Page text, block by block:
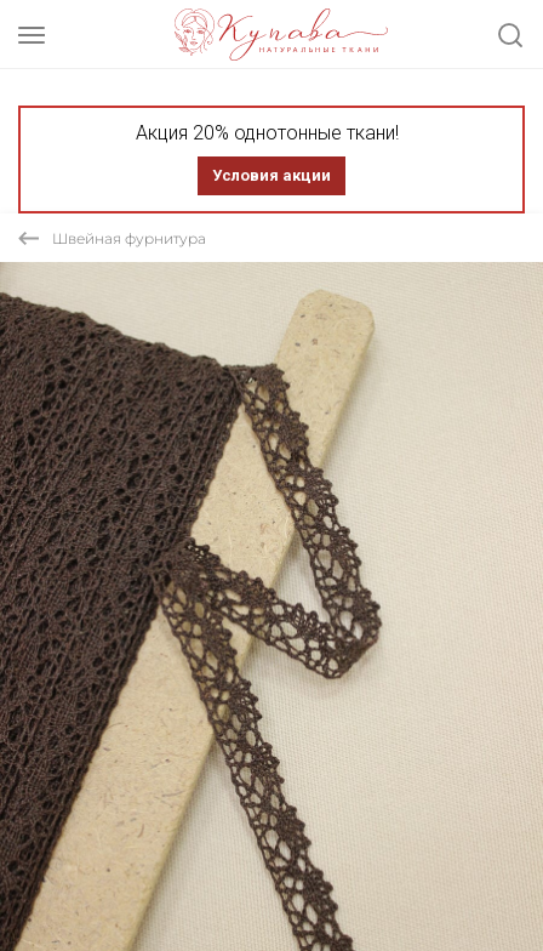
Акция 20% однотонные ткани!
Условия акции
Швейная фурнитура